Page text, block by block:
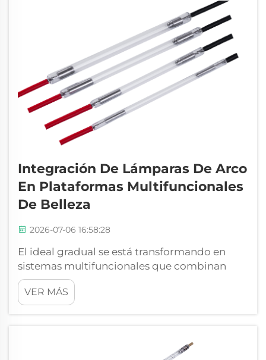
Integración De Lámparas De Arco
En Plataformas Multifuncionales
De Belleza
2026-07-06 16:58:28
El ideal gradual se está transformando en
sistemas multifuncionales que combinan
diversas aplicaciones en una única solución
multipropósito, como la depilación, la
rejuvenecimiento cutáneo, el tratamiento del
VER MÁS